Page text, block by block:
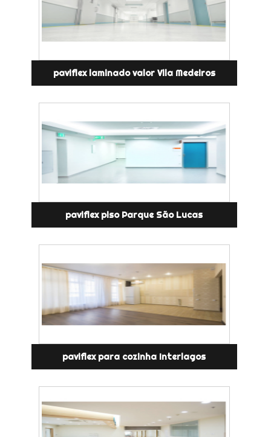
paviflex laminado valor Vila Medeiros
paviflex piso Parque São Lucas
paviflex para cozinha Interlagos